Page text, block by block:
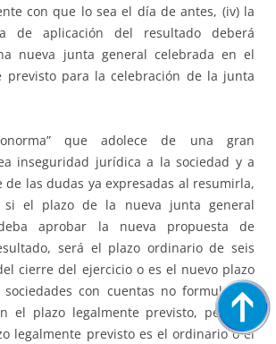
con que lo sea el día de antes, (iv) la
de aplicación del resultado deberá
nueva junta general celebrada en el
previsto para la celebración de la junta
que adolece de una gran
inseguridad jurídica a la sociedad y a
de las dudas ya expresadas al resumirla,
si el plazo de la nueva junta general
aprobar la nueva propuesta de
será el plazo ordinario de seis
cierre del ejercicio o es el nuevo plazo
con cuentas no formuladas.
el plazo legalmente previsto, pero no
legalmente previsto es el ordinario o el